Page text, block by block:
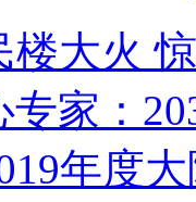
楼大火
家：
年度